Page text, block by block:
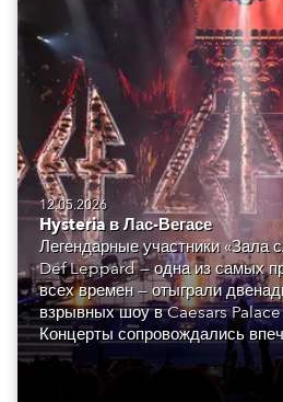
12.05.2026
Hysteria в Лас-Вегасе
Легендарные участники «Зала
Def Leppard — одна из самых
всех времен — отыграли
взрывных шоу в Caesars
Концерты сопровождались
визуальным оформлением,
Luz Studio.